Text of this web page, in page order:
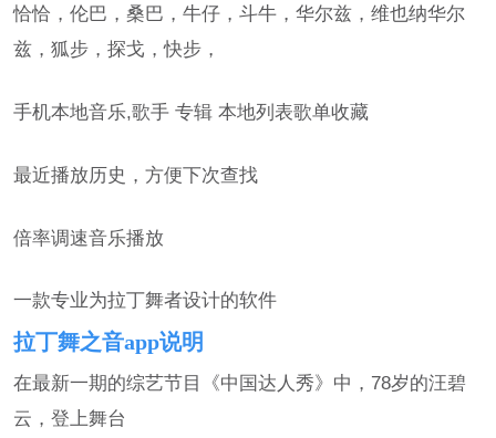
恰恰，伦巴，桑巴，牛仔，斗牛，华尔兹，维也纳华尔
兹，狐步，探戈，快步，
手机本地音乐,歌手 专辑 本地列表歌单收藏
最近播放历史，方便下次查找
倍率调速音乐播放
一款专业为拉丁舞者设计的软件
拉丁舞之音app说明
在最新一期的综艺节目《中国达人秀》中，78岁的汪碧
云，登上舞台